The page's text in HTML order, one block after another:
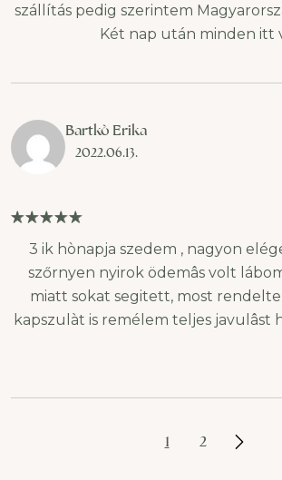
szállítás pedig szerintem
Két nap után minden itt
Bartkò Erika
2022.06.13.
3 ik hònapja szedem , nagyon
szőrnyen nyirok ödemâs volt
miatt sokat segitett, most
kapszulàt is remélem teljes javulâst
1 2